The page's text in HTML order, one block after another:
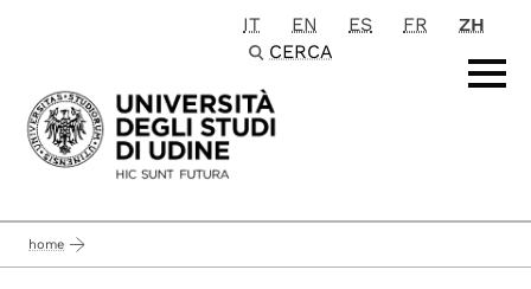
Passa al contenuto principale
IT EN ES FR
ZH
CERCA
home